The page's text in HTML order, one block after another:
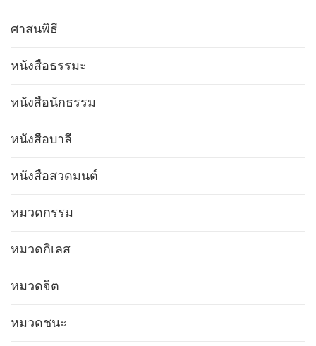
ศาสนพิธี
หนังสือธรรมะ
หนังสือนักธรรม
หนังสือบาลี
หนังสือสวดมนต์
หมวดกรรม
หมวดกิเลส
หมวดจิต
หมวดชนะ